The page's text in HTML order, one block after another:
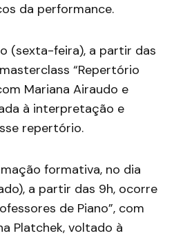
da performance.
(sexta-feira), a partir das
“Repertório
Mariana Airaudo e
à interpretação e
repertório.
formativa, no dia
a partir das 9h, ocorre
de Piano”, com
Platchek, voltado à